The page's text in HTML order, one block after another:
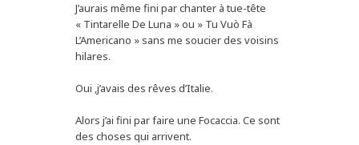
J’aurais même fini par chanter à tue-tête
« Tintarelle De Luna » ou » Tu Vuò Fà
L’Americano » sans me soucier des voisins
hilares.
Oui ,j’avais des rêves d’Italie.
Alors j’ai fini par faire une Focaccia. Ce sont
des choses qui arrivent.